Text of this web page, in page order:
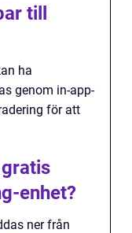
till
ha
genom in-app-
för att
enhet?
ner från